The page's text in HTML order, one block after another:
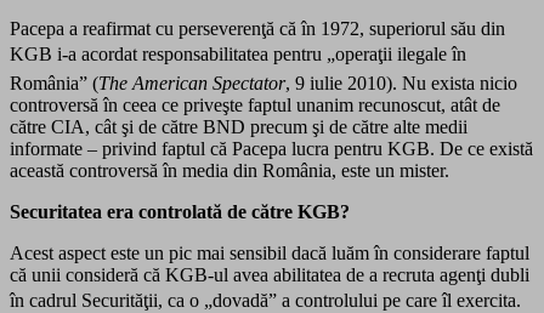
Pacepa a reafirmat cu perseverenţă că în 1972, superiorul său din
KGB i-a acordat responsabilitatea pentru „operaţii ilegale în
România” (The American Spectator, 9 iulie 2010). Nu exista nicio
controversă în ceea ce priveşte faptul unanim recunoscut, atât de
către CIA, cât şi de către BND precum şi de către alte medii
informate – privind faptul că Pacepa lucra pentru KGB. De ce există
această controversă în media din România, este un mister.
Securitatea era controlată de către KGB?
Acest aspect este un pic mai sensibil dacă luăm în considerare faptul
că unii consideră că KGB-ul avea abilitatea de a recruta agenţi dubli
în cadrul Securităţii, ca o „dovadă” a controlului pe care îl exercita.